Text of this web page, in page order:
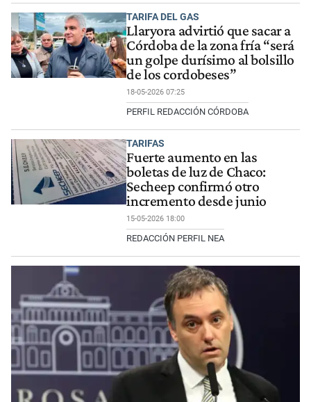
TARIFA DEL GAS
Llaryora advirtió que sacar a
Córdoba de la zona fría “será
un golpe durísimo al bolsillo
de los cordobeses”
18-05-2026 07:25
PERFIL REDACCIÓN CÓRDOBA
TARIFAS
Fuerte aumento en las
boletas de luz de Chaco:
Secheep confirmó otro
incremento desde junio
15-05-2026 18:00
REDACCIÓN PERFIL NEA